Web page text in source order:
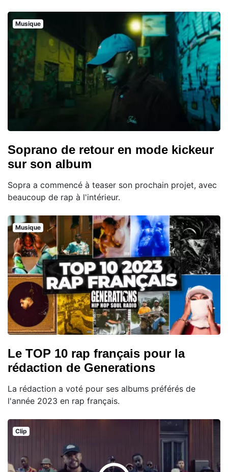
Musique
Soprano de retour en mode kickeur
sur son album
Sopra a commencé à teaser son prochain projet, avec
beaucoup de rap à l'intérieur.
Musique
Le TOP 10 rap français pour la
rédaction de Generations
La rédaction a voté pour ses albums préférés de
l'année 2023 en rap français.
Clip